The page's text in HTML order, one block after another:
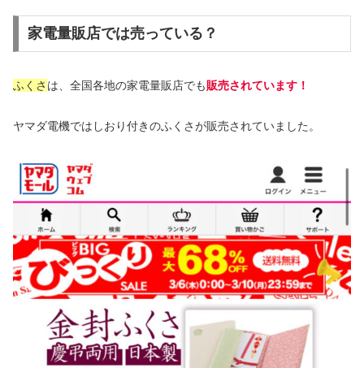
家電量販店では売っている？
ふくさ は、全国各地の家電量販店でも販売されています！
ヤマダ電機ではしおり付きのふくさが販売されていました。